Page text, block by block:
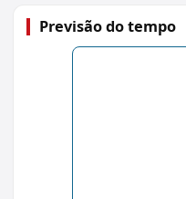
Previsão do tempo